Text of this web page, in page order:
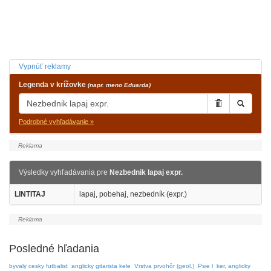
Vypnúť reklamy
Legenda v krížovke (napr. meno Eduarda)
Podrobné vyhľadávanie »
Výsledky vyhľadávania pre Nezbednik lapaj expr.
LINTITAJ lapaj, pobehaj, nezbedník (expr.)
Posledné hľadania
byvaly cesky futbalist anglicky gitarista kele Vrstva prvohôr (geol.) Psie l ker, anglicky